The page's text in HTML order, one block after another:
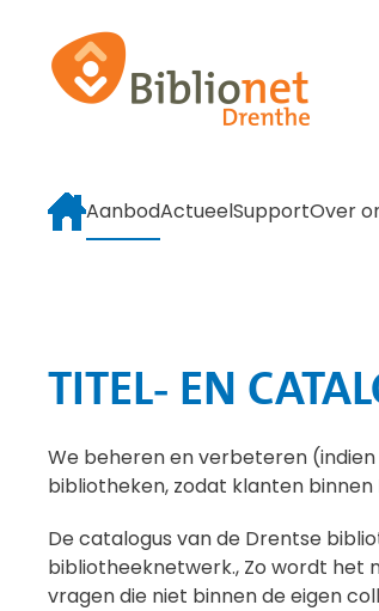
Terug naar hoofdinhoud
AanbodActueelSupportOver
TITEL- EN
We beheren en verbeteren
bibliotheken, zodat klanten
De catalogus van de Drentse
bibliotheeknetwerk., Zo wordt het
vragen die niet binnen de eigen